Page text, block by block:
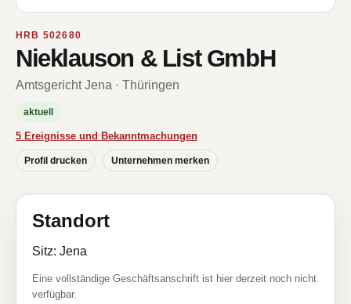
HRB 502680
Nieklauson & List GmbH
Amtsgericht Jena · Thüringen
aktuell
5 Ereignisse und Bekanntmachungen
Profil drucken Unternehmen merken
Standort
Sitz: Jena
Eine vollständige Geschäftsanschrift ist hier derzeit noch nicht
verfügbar.